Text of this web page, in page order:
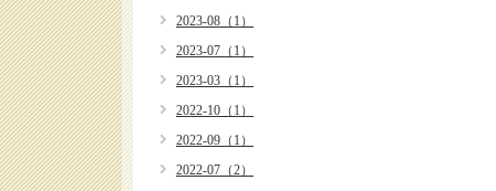
2023-08（1）
2023-07（1）
2023-03（1）
2022-10（1）
2022-09（1）
2022-07（2）